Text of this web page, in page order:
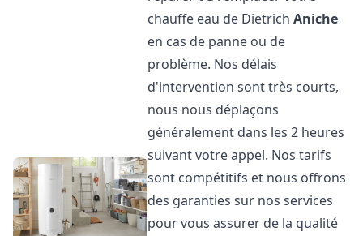
chauffe eau de DietrichAniche
en cas de panne ou de
problème. Nos délais
d'intervention sont très courts,
nous nous déplaçons
généralement dans les 2 heures
suivant votre appel. Nos tarifs
sont compétitifs et nous offrons
des garanties sur nos services
pour vous assurer de la qualité